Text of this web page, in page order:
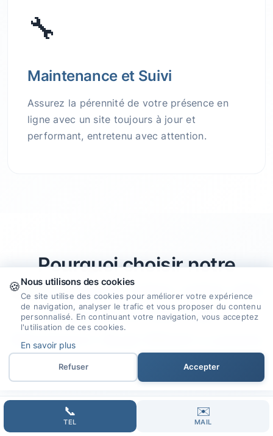
🔧
Maintenance et Suivi
Assurez la pérennité de votre présence en
ligne avec un site toujours à jour et
performant, entretenu avec attention.
Pourquoi choisir notre
agence pour créer votre site
internet à Pont-De-
Montvert-Sud-Mont-Lozere
?
📞
TEL
✉️
MAIL
🍪Nous utilisons des cookies
Ce site utilise des cookies pour améliorer votre expérience
de navigation, analyser le trafic et vous proposer du contenu
personnalisé. En continuant votre navigation, vous acceptez
l'utilisation de ces cookies.
En savoir plus
Refuser Accepter